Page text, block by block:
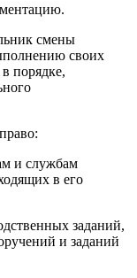
смены
своих
порядке,
и службам
в его
заданий,
и заданий